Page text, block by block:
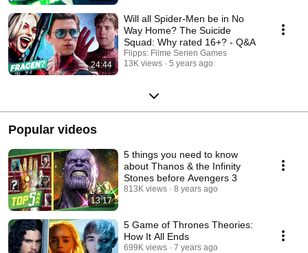
24:44
Will all Spider-Men be in No
Way Home? The Suicide
Squad: Why rated 16+? - Q&A
Flipps: Filme Serien Games
13K views
5 years ago
Popular videos
13:17
5 things you need to know
about Thanos & the Infinity
Stones before Avengers 3
813K views 8 years ago
5 Game of Thrones Theories:
How It All Ends
699K views 7 years ago